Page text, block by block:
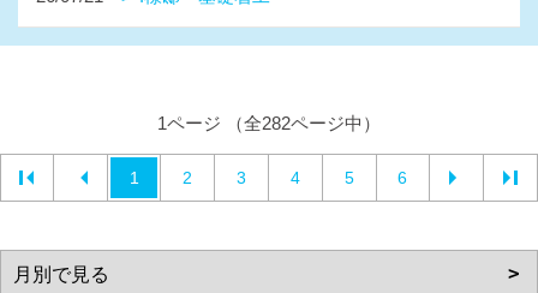
1ページ （全282ページ中）
1 2 3 4 5 6